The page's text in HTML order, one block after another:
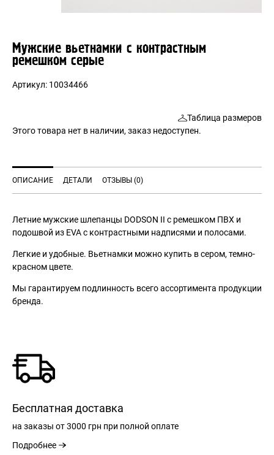
Мужские вьетнамки с контрастным
ремешком серые
Артикул: 10034466
Таблица размеров
Этого товара нет в наличии, заказ недоступен.
ОПИСАНИЕ ДЕТАЛИ ОТЗЫВЫ (0)
Летние мужские шлепанцы DODSON II с ремешком ПВХ и
подошвой из EVA с контрастными надписями и полосами.
Легкие и удобные. Вьетнамки можно купить в сером, темно-
красном цвете.
Мы гарантируем подлинность всего ассортимента продукции
бренда.
Бесплатная доставка
на заказы от 3000 грн при полной оплате
Подробнее